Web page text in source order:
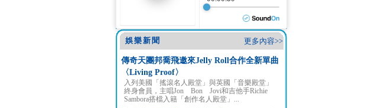
更多內容>>
娛樂新聞
傳奇天團邦喬飛邀來Jelly Roll合作全新單曲
〈Living Proof〉
入列美國「搖滾名人殿堂」與英國「音樂殿堂」
終身會員，主唱Jon Bon Jovi和吉他手Richie
Sambora搭檔入籍「創作名人殿堂」...